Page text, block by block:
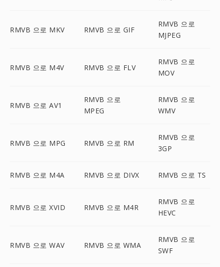
RMVB 으로 MKV RMVB 으로 GIF
RMVB 으로
MJPEG
RMVB 으로 M4V RMVB 으로 FLV
RMVB 으로
MOV
RMVB 으로 AV1
RMVB 으로
MPEG
RMVB 으로
WMV
RMVB 으로 MPG RMVB 으로 RM
RMVB 으로
3GP
RMVB 으로 M4A RMVB 으로 DIVX RMVB 으로 TS
RMVB 으로 XVID RMVB 으로 M4R
RMVB 으로
HEVC
RMVB 으로 WAV RMVB 으로 WMA
RMVB 으로
SWF